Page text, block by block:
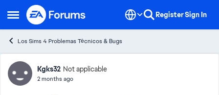
Open Side Menu
Skip to content RegisterSign In
Los Sims 4 Problemas Técnicos & Bugs
Forum Discussion
Kgks32 Not applicable
2 months ago